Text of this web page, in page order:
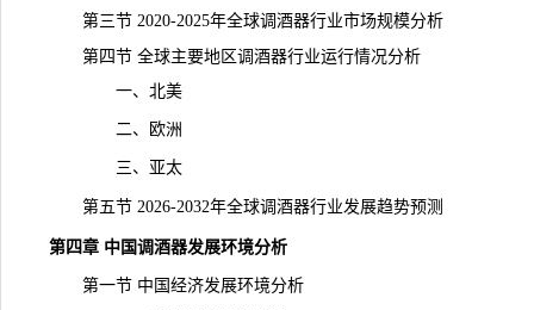
第三节 2020-2025年全球调酒器行业市场规模分析
第四节 全球主要地区调酒器行业运行情况分析
一、北美
二、欧洲
三、亚太
第五节 2026-2032年全球调酒器行业发展趋势预测
第四章 中国调酒器发展环境分析
第一节 中国经济发展环境分析